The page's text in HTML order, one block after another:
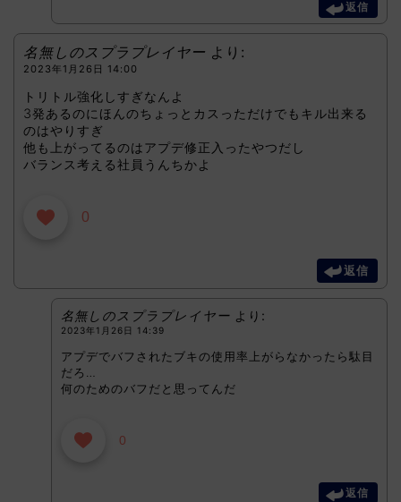
返信
名無しのスプラプレイヤー より:
2023年1月26日 14:00
トリトル強化しすぎなんよ
3発あるのにほんのちょっとカスっただけでもキル出来る
のはやりすぎ
他も上がってるのはアプデ修正入ったやつだし
バランス考える社員うんちかよ
0
返信
名無しのスプラプレイヤー より:
2023年1月26日 14:39
アプデでバフされたブキの使用率上がらなかったら駄目
だろ…
何のためのバフだと思ってんだ
0
返信